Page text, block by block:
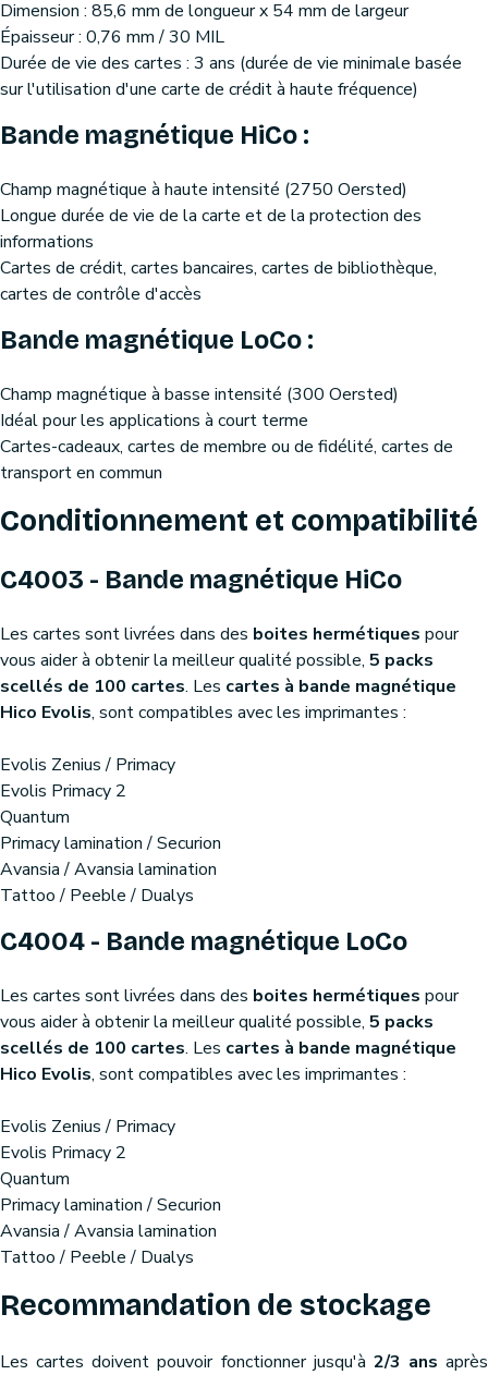
Dimension : 85,6 mm de longueur x 54 mm de largeur
Épaisseur : 0,76 mm / 30 MIL
Durée de vie des cartes : 3 ans (durée de vie minimale basée
sur l'utilisation d'une carte de crédit à haute fréquence)
Bande magnétique HiCo :
Champ magnétique à haute intensité (2750 Oersted)
Longue durée de vie de la carte et de la protection des
informations
Cartes de crédit, cartes bancaires, cartes de bibliothèque,
cartes de contrôle d'accès
Bande magnétique LoCo :
Champ magnétique à basse intensité (300 Oersted)
Idéal pour les applications à court terme
Cartes-cadeaux, cartes de membre ou de fidélité, cartes de
transport en commun
Conditionnement et compatibilité
C4003 - Bande magnétique HiCo
Les cartes sont livrées dans des boites hermétiques pour
vous aider à obtenir la meilleur qualité possible, 5 packs
scellés de 100 cartes. Les cartes à bande magnétique
Hico Evolis, sont compatibles avec les imprimantes :
Evolis Zenius / Primacy
Evolis Primacy 2
Quantum
Primacy lamination / Securion
Avansia / Avansia lamination
Tattoo / Peeble / Dualys
C4004 - Bande magnétique LoCo
Les cartes sont livrées dans des boites hermétiques pour
vous aider à obtenir la meilleur qualité possible, 5 packs
scellés de 100 cartes. Les cartes à bande magnétique
Hico Evolis, sont compatibles avec les imprimantes :
Evolis Zenius / Primacy
Evolis Primacy 2
Quantum
Primacy lamination / Securion
Avansia / Avansia lamination
Tattoo / Peeble / Dualys
Recommandation de stockage
Les cartes doivent pouvoir fonctionner jusqu'à 2/3 ans après